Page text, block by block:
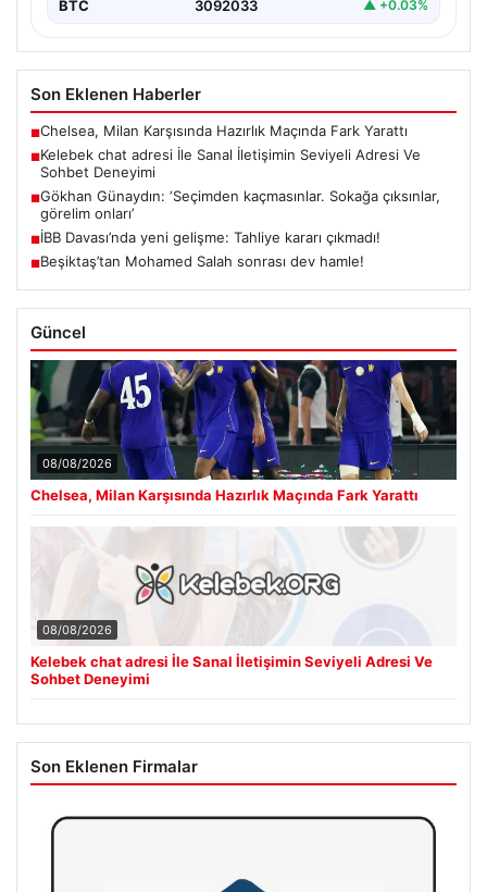
BTC 3092033 ▲ +0.03%
Son Eklenen Haberler
■Chelsea, Milan Karşısında Hazırlık Maçında Fark Yarattı
■Kelebek chat adresi İle Sanal İletişimin Seviyeli Adresi Ve
Sohbet Deneyimi
■Gökhan Günaydın: ‘Seçimden kaçmasınlar. Sokağa çıksınlar,
görelim onları’
■İBB Davası’nda yeni gelişme: Tahliye kararı çıkmadı!
■Beşiktaş’tan Mohamed Salah sonrası dev hamle!
Güncel
08/08/2026
Chelsea, Milan Karşısında Hazırlık Maçında Fark Yarattı
08/08/2026
Kelebek chat adresi İle Sanal İletişimin Seviyeli Adresi Ve
Sohbet Deneyimi
Son Eklenen Firmalar